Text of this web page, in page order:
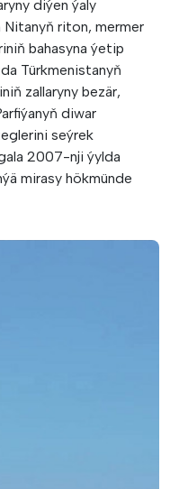
diýen ýaly
Nitanyň riton, mermer
bahasyna ýetip
Türkmenistanyň
zallaryny bezär,
diwar
seýrek
2007-nji ýylda
mirasy hökmünde